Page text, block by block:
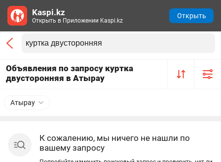
Объявления по запросу куртка
двусторонняя в Атырау
Атырау
К сожалению, мы ничего не нашли по
вашему запросу
Kaspi.kz
Открыть в Приложении Kaspi.kz
Открыть